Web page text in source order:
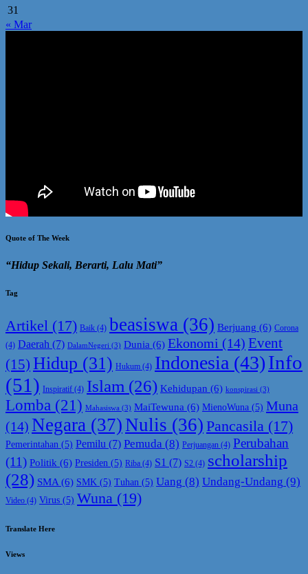
31
« Mar
Quote of The Week
“Hidup Sekali, Berarti, Lalu Mati”
Tag
Artikel (17) Baik (4) beasiswa (36) Berjuang (6) Corona
(4) Daerah (7) DalamNegeri (3) Dunia (6) Ekonomi (14) Event
(15) Hidup (31) Hukum (4) Indonesia (43)Info
(51) Inspiratif (4) Islam (26) Kehidupan (6) konspirasi (3)
Lomba (21) Mahasiswa (3) MaiTewuna (6) MienoWuna (5) Muna
(14) Negara (37) Nulis (36) Pancasila (17)
Pemerintahan (5) Pemilu (7) Pemuda (8) Perjuangan (4) Perubahan
(11) Politik (6) Presiden (5) Riba (4) S1 (7) S2 (4) scholarship
(28) SMA (6) SMK (5) Tuhan (5) Uang (8) Undang-Undang (9)
Video (4) Virus (5) Wuna (19)
Translate Here
Views